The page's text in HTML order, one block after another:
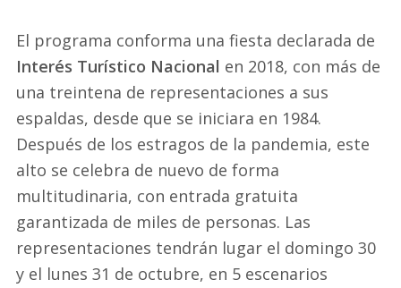
El programa conforma una fiesta declarada de
Interés Turístico Nacional en 2018, con más de
una treintena de representaciones a sus
espaldas, desde que se iniciara en 1984.
Después de los estragos de la pandemia, este
alto se celebra de nuevo de forma
multitudinaria, con entrada gratuita
garantizada de miles de personas. Las
representaciones tendrán lugar el domingo 30
y el lunes 31 de octubre, en 5 escenarios